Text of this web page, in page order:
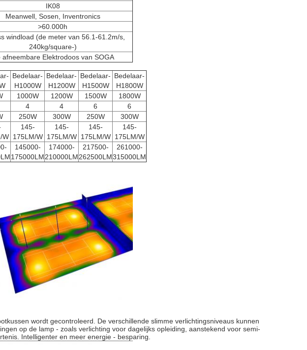
IK08
Meanwell, Sosen, Inventronics
>60.000h
windload (de meter van 56.1-61.2m/s,
240kg/square-)
afneembare Elektrodoos van SOGA
Bedelaar-
H1000W
Bedelaar-
H1200W
Bedelaar-
H1500W
Bedelaar-
H1800W
1000W 1200W 1500W
1800W
4 4 6
6
250W 300W 250W
300W
W
145-
175LM/W
145-
175LM/W
145-
175LM/W
145-
175LM/W
145000-
175000LM
174000-
210000LM
217500-
262500LM
261000-
315000LM
wordt gecontroleerd. De verschillende slimme verlichtingsniveaus kunnen
op de lamp - zoals verlichting voor dagelijks opleiding, aanstekend voor semi-
Intelligenter en meer energie - besparing.